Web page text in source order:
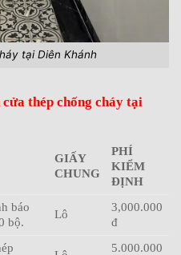
tại Diên Khánh
thép chống cháy tại
GIẤY
CHUNG
PHÍ
KIỂM
ĐỊNH
báo
bộ.
Lô
3,000.000
đ
5.000.000